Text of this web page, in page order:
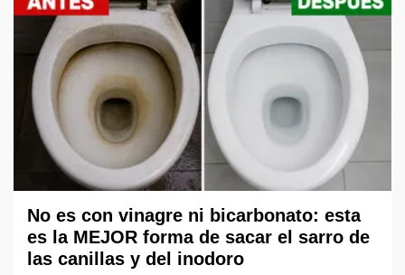
No es con vinagre ni bicarbonato: esta
es la MEJOR forma de sacar el sarro de
las canillas y del inodoro